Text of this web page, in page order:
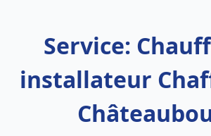
Service:
installateur